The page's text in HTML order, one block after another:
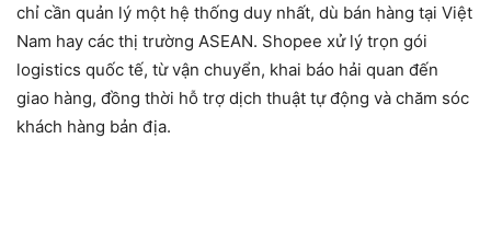
chỉ cần quản lý một hệ thống duy nhất, dù bán hàng tại Việt
Nam hay các thị trường ASEAN. Shopee xử lý trọn gói
logistics quốc tế, từ vận chuyển, khai báo hải quan đến
giao hàng, đồng thời hỗ trợ dịch thuật tự động và chăm sóc
khách hàng bản địa.